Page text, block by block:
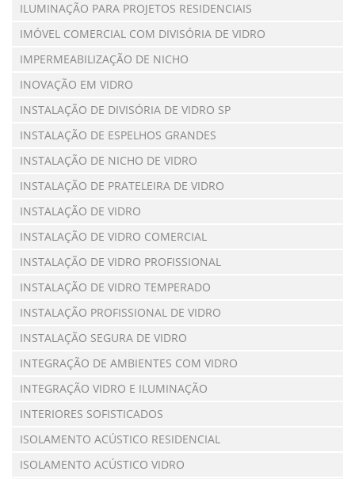
ILUMINAÇÃO PARA PROJETOS RESIDENCIAIS
IMÓVEL COMERCIAL COM DIVISÓRIA DE VIDRO
IMPERMEABILIZAÇÃO DE NICHO
INOVAÇÃO EM VIDRO
INSTALAÇÃO DE DIVISÓRIA DE VIDRO SP
INSTALAÇÃO DE ESPELHOS GRANDES
INSTALAÇÃO DE NICHO DE VIDRO
INSTALAÇÃO DE PRATELEIRA DE VIDRO
INSTALAÇÃO DE VIDRO
INSTALAÇÃO DE VIDRO COMERCIAL
INSTALAÇÃO DE VIDRO PROFISSIONAL
INSTALAÇÃO DE VIDRO TEMPERADO
INSTALAÇÃO PROFISSIONAL DE VIDRO
INSTALAÇÃO SEGURA DE VIDRO
INTEGRAÇÃO DE AMBIENTES COM VIDRO
INTEGRAÇÃO VIDRO E ILUMINAÇÃO
INTERIORES SOFISTICADOS
ISOLAMENTO ACÚSTICO RESIDENCIAL
ISOLAMENTO ACÚSTICO VIDRO